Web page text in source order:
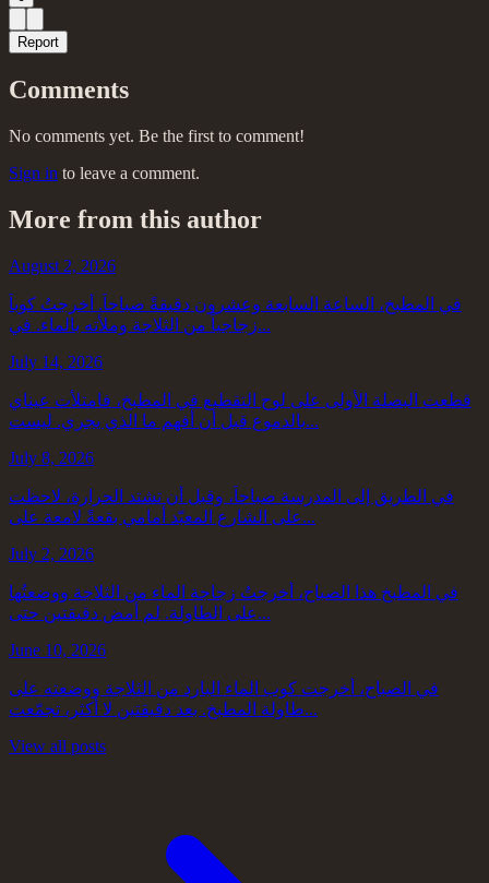
Report
Comments
No comments yet. Be the first to comment!
Sign in to leave a comment.
More from this author
August 2, 2026
في المطبخ، الساعة السابعة وعشرون دقيقةً صباحاً. أخرجتُ كوباً
زجاجياً من الثلاجة وملأته بالماء. في...
July 14, 2026
قطعت البصلة الأولى على لوح التقطيع في المطبخ، فامتلأت عيناي
بالدموع قبل أن أفهم ما الذي يجري. ليست...
July 8, 2026
في الطريق إلى المدرسة صباحاً، وقبل أن تشتد الحرارة، لاحظت
على الشارع المعبّد أمامي بقعةً لامعة على...
July 2, 2026
في المطبخ هذا الصباح، أخرجتُ زجاجة الماء من الثلاجة ووضعتُها
على الطاولة. لم أمضِ دقيقتين حتى...
June 10, 2026
في الصباح، أخرجت كوب الماء البارد من الثلاجة ووضعته على
طاولة المطبخ. بعد دقيقتين لا أكثر، تجمّعت...
View all posts